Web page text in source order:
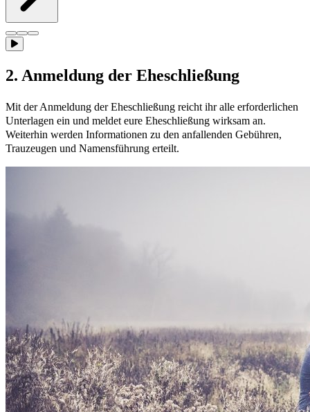
2. Anmeldung der Eheschließung
Mit der Anmeldung der Eheschließung reicht ihr alle erforderlichen
Unterlagen ein und meldet eure Eheschließung wirksam an.
Weiterhin werden Informationen zu den anfallenden Gebühren,
Trauzeugen und Namensführung erteilt.